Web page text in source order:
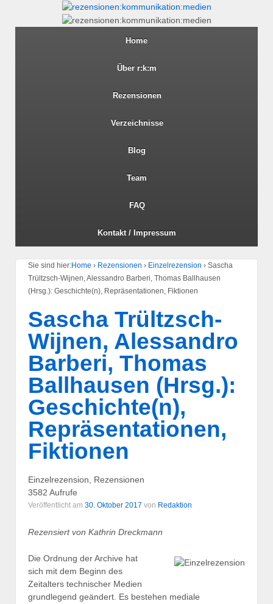
Home
Über r:k:m
Rezensionen
Verzeichnisse
Blog
Team
FAQ
Kontakt / Impressum
Sie sind hier:Home › Rezensionen › Einzelrezension › Sascha
Trültzsch-Wijnen, Alessandro Barberi, Thomas Ballhausen
(Hrsg.): Geschichte(n), Repräsentationen, Fiktionen
Sascha Trültzsch-
Wijnen, Alessandro
Barberi, Thomas
Ballhausen (Hrsg.):
Geschichte(n),
Repräsentationen,
Fiktionen
Einzelrezension, Rezensionen
3582 Aufrufe
Veröffentlicht am 30. Oktober 2017 von Redaktion
Rezensiert von Kathrin Dreckmann
Die Ordnung der Archive hat
sich mit dem Beginn des
Zeitalters technischer Medien
grundlegend geändert. Es bestehen mediale